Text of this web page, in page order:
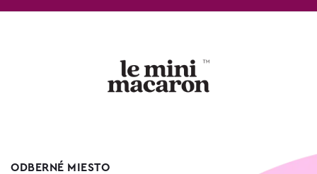
ODBERNÉ MIESTO